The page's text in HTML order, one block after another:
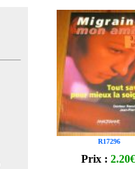
R17296
Prix : 2.20€